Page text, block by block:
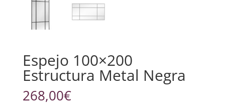
Espejo 100×200
Estructura Metal Negra
268,00€